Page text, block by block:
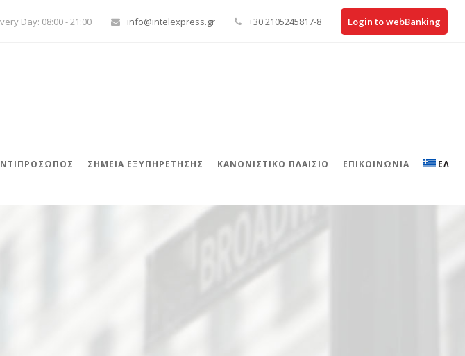
Day: 08:00 - 21:00 info@intelexpress.gr +30 2105245817-8 Login to webBanking
ΣΗΜΕΙΑ ΕΞΥΠΗΡΕΤΗΣΗΣ ΚΑΝΟΝΙΣΤΙΚΌ ΠΛΑΊΣΙΟ ΕΠΙΚΟΙΝΩΝΊΑ ΕΛ